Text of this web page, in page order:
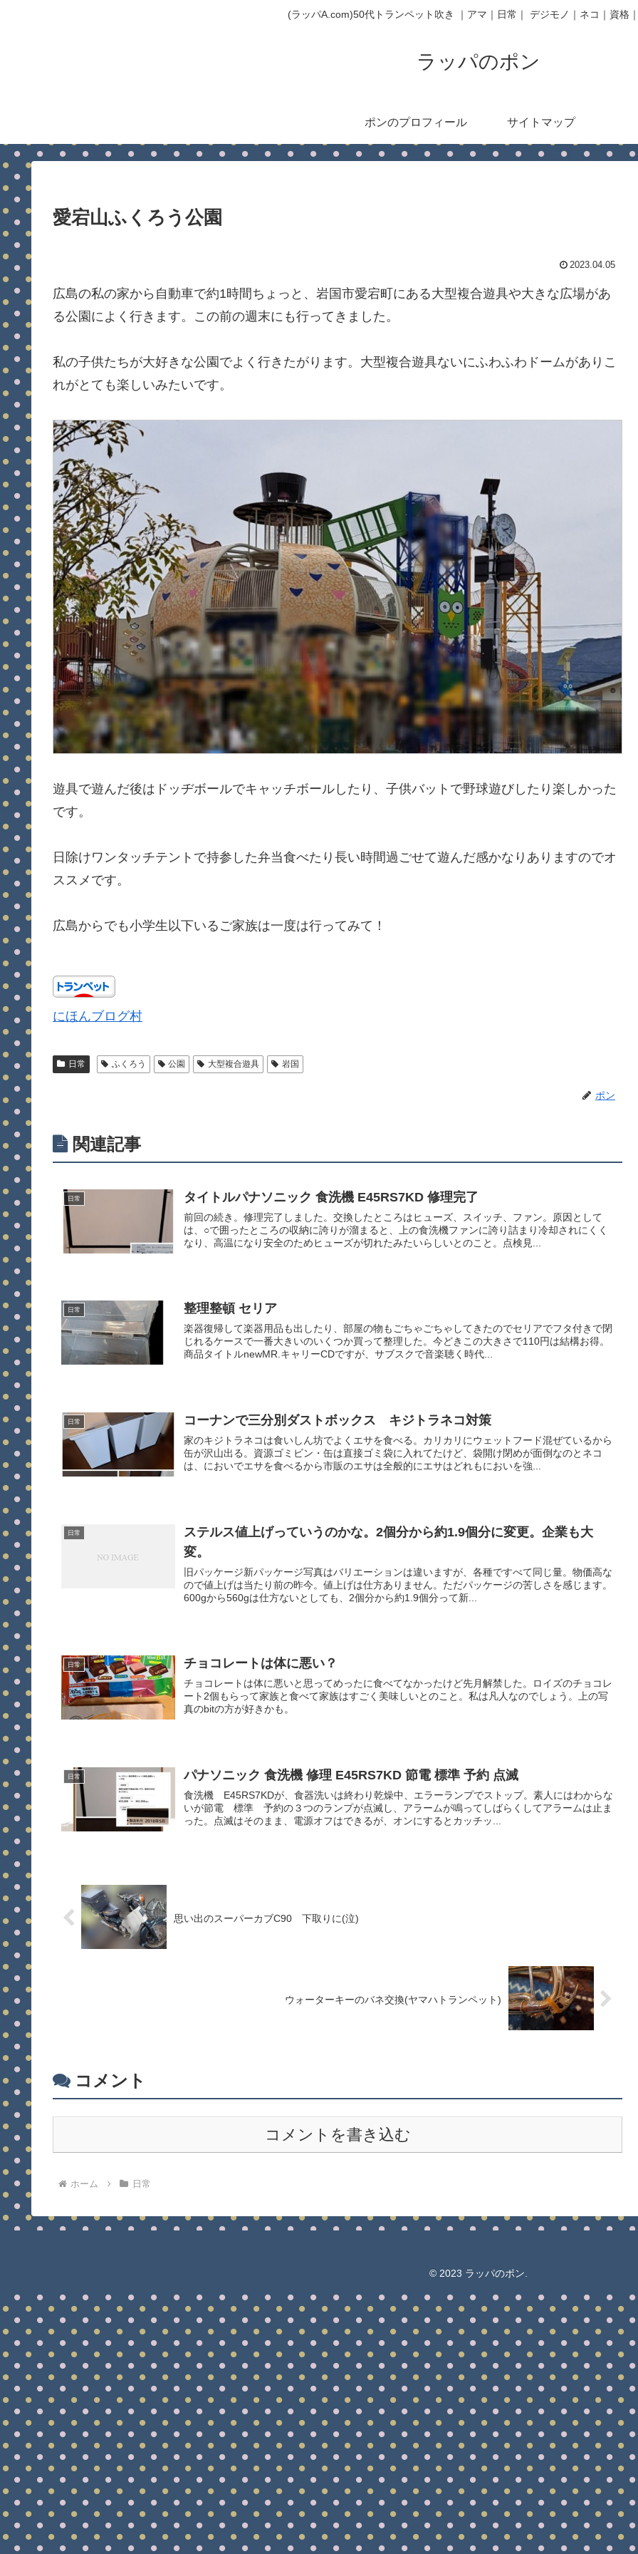
(ラッパA.com)50代トランペット吹き ｜アマ｜日常｜ デジモノ｜ネコ｜資格
ラッパのポン
ポンのプロフィール サイトマップ
愛宕山ふくろう公園
2023.04.05
広島の私の家から自動車で約1時間ちょっと、岩国市愛宕町にある大型複合遊具や大きな広場があ
る公園によく行きます。この前の週末にも行ってきました。
私の子供たちが大好きな公園でよく行きたがります。大型複合遊具ないにふわふわドームがありこ
れがとても楽しいみたいです。
遊具で遊んだ後はドッヂボールでキャッチボールしたり、子供バットで野球遊びしたり楽しかった
です。
日除けワンタッチテントで持参した弁当食べたり長い時間過ごせて遊んだ感かなりありますのでオ
ススメです。
広島からでも小学生以下いるご家族は一度は行ってみて！
にほんブログ村
日常 ふくろう 公園 大型複合遊具 岩国
ポン
関連記事
日常 タイトルパナソニック 食洗機 E45RS7KD 修理完了
前回の続き。修理完了しました。交換したところはヒューズ、スイッチ、ファン。原因として
は、○で囲ったところの収納に誇りが溜まると、上の食洗機ファンに誇り詰まり冷却されにくく
なり、高温になり安全のためヒューズが切れたみたいらしいとのこと。点検見...
日常 整理整頓 セリア
楽器復帰して楽器用品も出したり、部屋の物もごちゃごちゃしてきたのでセリアでフタ付きで閉
じれるケースで一番大きいのいくつか買って整理した。今どきこの大きさで110円は結構お得。
商品タイトルnewMR.キャリーCDですが、サブスクで音楽聴く時代...
日常 コーナンで三分別ダストボックス キジトラネコ対策
家のキジトラネコは食いしん坊でよくエサを食べる。カリカリにウェットフード混ぜているから
缶が沢山出る。資源ゴミビン・缶は直接ゴミ袋に入れてたけど、袋開け閉めが面倒なのとネコ
は、においでエサを食べるから市販のエサは全般的にエサはどれもにおいを強...
日常
ステルス値上げっていうのかな。2個分から約1.9個分に変更。企業も大
変。
旧パッケージ新パッケージ写真はバリエーションは違いますが、各種ですべて同じ量。物価高な
ので値上げは当たり前の昨今。値上げは仕方ありません。ただパッケージの苦しさを感じます。
600gから560gは仕方ないとしても、2個分から約1.9個分って新...
日常 チョコレートは体に悪い？
チョコレートは体に悪いと思ってめったに食べてなかったけど先月解禁した。ロイズのチョコレ
ート2個もらって家族と食べて家族はすごく美味しいとのこと。私は凡人なのでしょう。上の写
真のbitの方が好きかも。
日常 パナソニック 食洗機 修理 E45RS7KD 節電 標準 予約 点滅
食洗機 E45RS7KDが、食器洗いは終わり乾燥中、エラーランプでストップ。素人にはわからな
いが節電 標準 予約の３つのランプが点滅し、アラームが鳴ってしばらくしてアラームは止ま
った。点滅はそのまま、電源オフはできるが、オンにするとカッチッ...
思い出のスーパーカブC90 下取りに(泣)
ウォーターキーのバネ交換(ヤマハトランペット)
コメント
コメントを書き込む
ホーム 日常
© 2023 ラッパのポン.